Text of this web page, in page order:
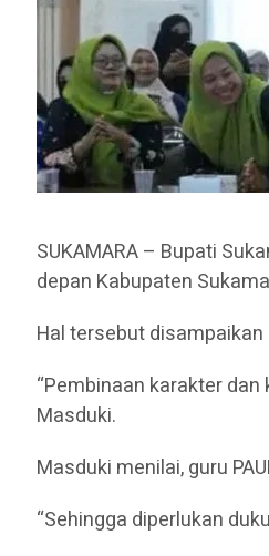
SUKAMARA – Bupati
depan Kabupaten
Hal tersebut disampaikan
“Pembinaan karakter
Masduki.
Masduki menilai, guru
“Sehingga diperlukan